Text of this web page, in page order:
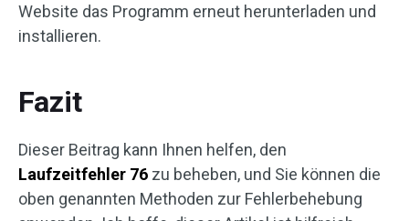
Website das Programm erneut herunterladen und
installieren.
Fazit
Dieser Beitrag kann Ihnen helfen, den
Laufzeitfehler 76 zu beheben, und Sie können die
oben genannten Methoden zur Fehlerbehebung